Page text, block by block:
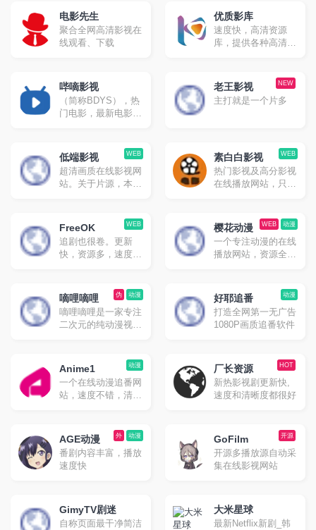
电影先生
聚合全网高清影视在
线观看、下载
优质影库
速度快，高清资源
库，提供各种高清影
哔嘀影视
（简称BDYS），热
门电影，最新电影，
下载，电驴下载，免
费在线观看
NEW
老王影视
主打就是一个片多
WEB
低端影视
超清画质在线影视网
站。关于片源，本站
渣画质版本，不会使
用删减版，本站所有
视频都遵循这个原
则。
WEB
素白白影视
热门影视及高分影视
在线播放网站，只有
WEB
FreeOK
追剧也很卷。更新
快，资源多，速度尚
动漫
WEB
樱花动漫
一个专注动漫的在线
播放网站，资源全，
动漫
伪
嘀哩嘀哩
嘀哩嘀哩是一家专注
二次元的纯动漫视频
2013年，先只是作为
个人补番与追番的无
名小站，后也称为D
站。原网站已于2020
番剧观看网站。
动漫
好耶追番
打造全网第一无广告
1080P画质追番软件
动漫
Anime1
一个在线动漫追番网
站，速度不错，清晰
HOT
厂长资源
新热影视剧更新快,
速度和清晰度都很好
动漫
外
AGE动漫
番剧内容丰富，播放
速度快
开源
GoFilm
开源多播放源自动采
集在线影视网站
GimyTV剧迷
自称页面最干净简洁
大米星球
最新Netflix新剧_韩